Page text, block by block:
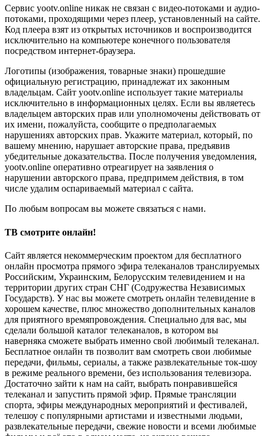
Сервис yootv.online никак не связан с видео-потоками и аудио-
потоками, проходящими через плеер, установленный на сайте.
Код плеера взят из открытых источников и воспроизводится
исключительно на компьютере конечного пользователя
посредством интернет-браузера.
Логотипы (изображения, товарные знаки) прошедшие
официальную регистрацию, принадлежат их законным
владельцам. Сайт yootv.online использует такие материалы
исключительно в информационных целях. Если вы являетесь
владельцем авторских прав или уполномочены действовать от
их имени, пожалуйста, сообщите о предполагаемых
нарушениях авторских прав. Укажите материал, который, по
вашему мнению, нарушает авторские права, предъявив
убедительные доказательства. После получения уведомления,
yootv.online оперативно отреагирует на заявления о
нарушении авторского права, предпримем действия, в том
числе удалим оспариваемый материал с сайта.
По любым вопросам вы можете связаться с нами.
ТВ смотрите онлайн!
Сайт является некоммерческим проектом для бесплатного
онлайн просмотра прямого эфира телеканалов транслируемых
Российским, Украинским, Белорусским телевидением и на
территории других стран СНГ (Содружества Независимых
Государств). У нас вы можете смотреть онлайн телевидение в
хорошем качестве, плюс множество дополнительных каналов
для приятного времяпровождения. Специально для вас, мы
сделали большой каталог телеканалов, в котором вы
наверняка сможете выбрать именно свой любимый телеканал.
Бесплатное онлайн тв позволит вам смотреть свои любимые
передачи, фильмы, сериалы, а также развлекательные ток-шоу
в режиме реального времени, без использования телевизора.
Достаточно зайти к нам на сайт, выбрать понравившейся
телеканал и запустить прямой эфир. Прямые трансляции
спорта, эфиры международных мероприятий и фестивалей,
телешоу с популярными артистами и известными людьми,
развлекательные передачи, свежие новости и всеми любимые